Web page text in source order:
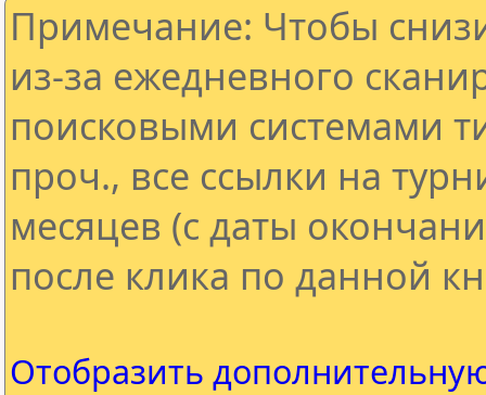
Примечание: Чтобы
из-за ежедневного
поисковыми системами
проч., все ссылки на
месяцев (с даты
после клика по данной
Отобразить